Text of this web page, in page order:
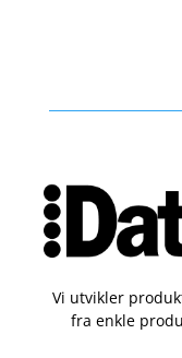
Vi utvikler
fra enkle